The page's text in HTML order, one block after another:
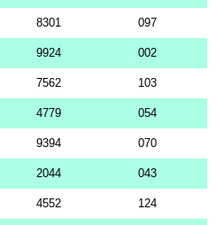
8301 097
9924 002
7562 103
4779 054
9394 070
2044 043
4552 124